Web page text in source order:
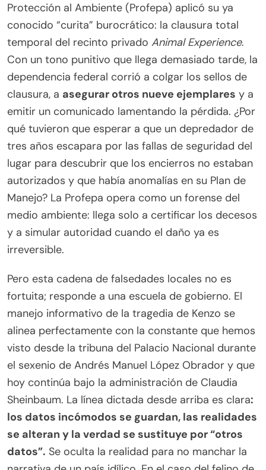
Protección al Ambiente (Profepa) aplicó su ya
conocido “curita” burocrático: la clausura total
temporal del recinto privado Animal Experience.
Con un tono punitivo que llega demasiado tarde, la
dependencia federal corrió a colgar los sellos de
clausura, a asegurar otros nueve ejemplares y a
emitir un comunicado lamentando la pérdida. ¿Por
qué tuvieron que esperar a que un depredador de
tres años escapara por las fallas de seguridad del
lugar para descubrir que los encierros no estaban
autorizados y que había anomalías en su Plan de
Manejo? La Profepa opera como un forense del
medio ambiente: llega solo a certificar los decesos
y a simular autoridad cuando el daño ya es
irreversible.
Pero esta cadena de falsedades locales no es
fortuita; responde a una escuela de gobierno. El
manejo informativo de la tragedia de Kenzo se
alinea perfectamente con la constante que hemos
visto desde la tribuna del Palacio Nacional durante
el sexenio de Andrés Manuel López Obrador y que
hoy continúa bajo la administración de Claudia
Sheinbaum. La línea dictada desde arriba es clara:
los datos incómodos se guardan, las realidades
se alteran y la verdad se sustituye por “otros
datos”. Se oculta la realidad para no manchar la